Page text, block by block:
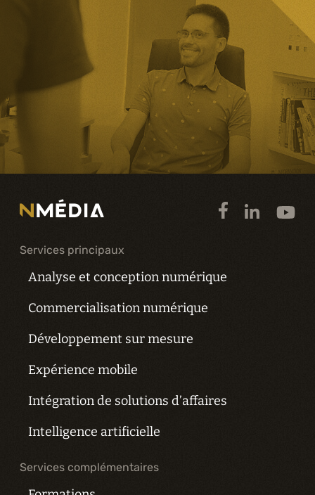
Services principaux
Analyse et conception numérique
Commercialisation numérique
Développement sur mesure
Expérience mobile
Intégration de solutions d’affaires
Intelligence artificielle
Services complémentaires